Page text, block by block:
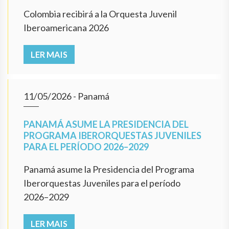
Colombia recibirá a la Orquesta Juvenil
Iberoamericana 2026
LER MAIS
11/05/2026- Panamá
PANAMÁ ASUME LA PRESIDENCIA DEL
PROGRAMA IBERORQUESTAS JUVENILES
PARA EL PERÍODO 2026–2029
Panamá asume la Presidencia del Programa
Iberorquestas Juveniles para el período
2026–2029
LER MAIS